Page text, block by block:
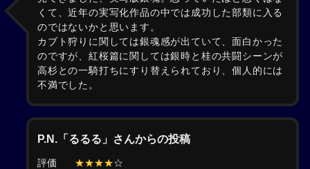
くて、近年の実写化作品の中では成功した部類に入る
のではないかと思います。
カブト狩りに関しては銀魂感が出ていて、面白かった
のですが、紅桜篇に関しては銀時と桂の共闘シーンが
高杉との一騎打ちにすり替えられており、個人的には
不満でした。
P.N.「るるる」さんからの投稿
評価 ★★★★☆